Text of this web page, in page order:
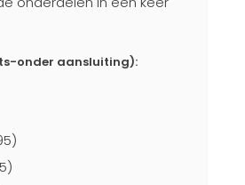
onder aansluiting):